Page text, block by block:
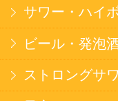
北海道ならでは
THE定番
斬新テイスト
お菓子